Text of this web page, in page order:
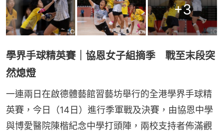
+3
學界手球精英賽｜協恩女子組摘季 戰至末段突
然熄燈
一連兩日在啟德體藝館習藝坊舉行的全港學界手球精
英賽，今日（14日）進行季軍戰及決賽，由協恩中學
與博愛醫院陳楷紀念中學打頭陣，兩校支持者佈滿觀